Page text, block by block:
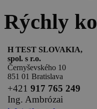
Rýchly
H TEST SLOVAKIA,
spol. s r.o.
Černyševského 10
851 01 Bratislava
+421 917 765 249
Ing. Ambrózai